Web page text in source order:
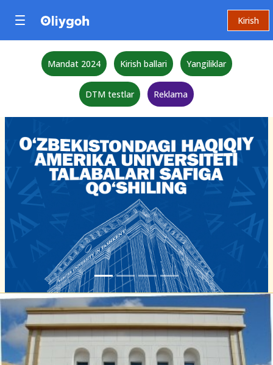
Kirish
Mandat 2024 Kirish ballari Yangiliklar
DTM testlar Reklama